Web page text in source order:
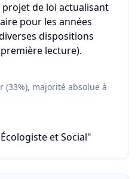
de loi actualisant
pour les années
dispositions
lecture).
(33%), majorité absolue à
et Social"